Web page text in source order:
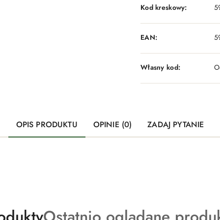
Kod kreskowy:
EAN:
Własny kod:
OPIS PRODUKTU OPINIE (0) ZADAJ PYTANIE